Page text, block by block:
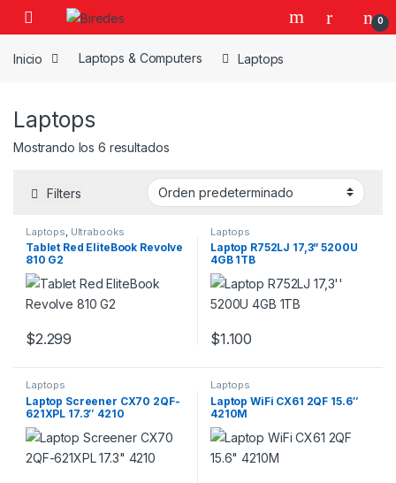
Skip to navigation
Skip to content
0
Inicio Laptops & Computers Laptops
Laptops
Mostrando los 6 resultados
Filters
Laptops Ultrabooks
Tablet Red EliteBook Revolve
810 G2
$2.299
Laptops
Laptop R752LJ 17,3” 5200U
4GB 1TB
$1.100
Laptops
Laptop Screener CX70 2QF-
621XPL 17.3″ 4210
Laptops
Laptop WiFi CX61 2QF 15.6″
4210M